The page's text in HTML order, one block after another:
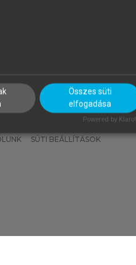
MI – ÁLTALÁNOS IRÁNYELVEK
SÜTI BEÁLLÍTÁSOK
Összes süti
elfogadása
Powered by Klaro!